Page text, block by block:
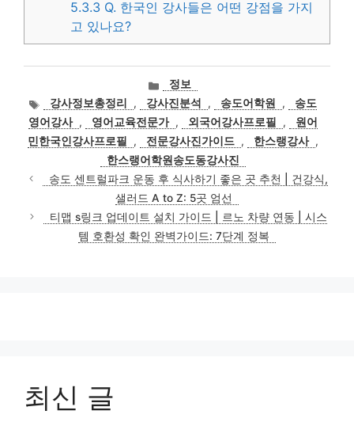
5.3.3 Q. 한국인 강사들은 어떤 강점을 가지
고 있나요?
카
테
고
리
정보
태
그
강사정보총정리 , 강사진분석 , 송도어학원 ,
송도
영어강사 , 영어교육전문가 , 외국어강사프로필 ,
원어
민한국인강사프로필
, 전문강사진가이드 , 한스랭강사 ,
한스랭어학원송도동강사진
송도 센트럴파크 운동 후 식사하기 좋은 곳 추천 | 건강식,
샐러드 A to Z: 5곳 엄선
티맵 s링크 업데이트 설치 가이드 | 르노 차량 연동 | 시스
템 호환성 확인 완벽가이드: 7단계 정복
최신 글